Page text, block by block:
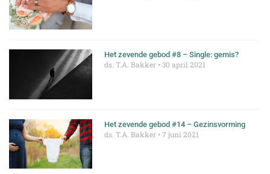
Het zevende gebod #8 – Single: gemis?
ds. T.A. Bakker 30 april 2021
Het zevende gebod #14 – Gezinsvorming
ds. T.A. Bakker 7 juni 2021